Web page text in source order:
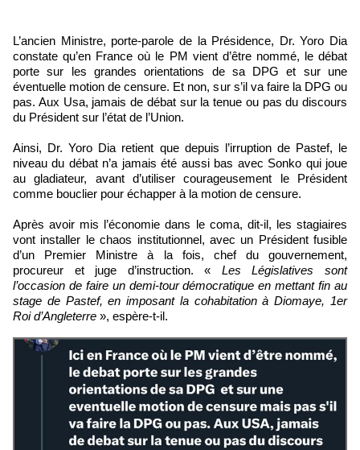
L’ancien Ministre, porte-parole de la Présidence, Dr. Yoro Dia
constate qu’en France où le PM vient d’être nommé, le débat
porte sur les grandes orientations de sa DPG et sur une
éventuelle motion de censure. Et non, sur s’il va faire la DPG ou
pas. Aux Usa, jamais de débat sur la tenue ou pas du discours
du Président sur l’état de l’Union.
Ainsi, Dr. Yoro Dia retient que depuis l’irruption de Pastef, le
niveau du débat n’a jamais été aussi bas avec Sonko qui joue
au gladiateur, avant d’utiliser courageusement le Président
comme bouclier pour échapper à la motion de censure.
Après avoir mis l’économie dans le coma, dit-il, les stagiaires
vont installer le chaos institutionnel, avec un Président fusible
d’un Premier Ministre à la fois, chef du gouvernement,
procureur et juge d’instruction. « Les Législatives sont
l’occasion de faire un demi-tour démocratique en mettant fin au
stage de Pastef, en imposant la cohabitation à Diomaye, 1er
Roi d’Angleterre », espère-t-il.